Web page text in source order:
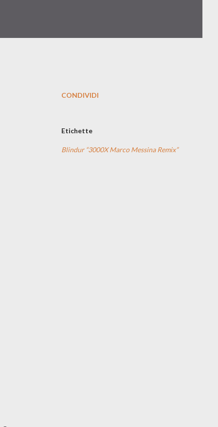
CONDIVIDI
Etichette
Blindur “3000X Marco Messina Remix”